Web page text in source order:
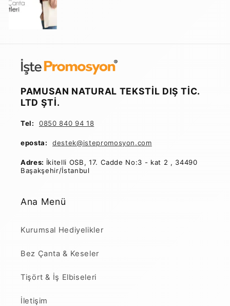
PAMUSAN NATURAL TEKSTİL DIŞ TİC.
LTD ŞTİ.
Tel: 0850 840 94 18
eposta: destek@istepromosyon.com
Adres: İkitelli OSB, 17. Cadde No:3 - kat 2 , 34490
Başakşehir/İstanbul
Ana Menü
Kurumsal Hediyelikler
Bez Çanta & Keseler
Tişört & İş Elbiseleri
İletişim